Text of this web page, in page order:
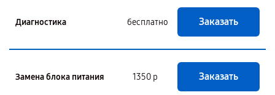
Диагностика бесплатно Заказать
Замена блока питания 1350 р Заказать